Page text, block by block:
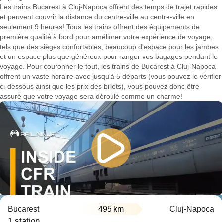
Les trains Bucarest à Cluj-Napoca offrent des temps de trajet rapides
et peuvent couvrir la distance du centre-ville au centre-ville en
seulement 9 heures! Tous les trains offrent des équipements de
première qualité à bord pour améliorer votre expérience de voyage,
tels que des sièges confortables, beaucoup d'espace pour les jambes
et un espace plus que généreux pour ranger vos bagages pendant le
voyage. Pour couronner le tout, les trains de Bucarest à Cluj-Napoca
offrent un vaste horaire avec jusqu'à 5 départs (vous pouvez le vérifier
ci-dessous ainsi que les prix des billets), vous pouvez donc être
assuré que votre voyage sera déroulé comme un charme!
Bucarest 495 km Cluj-Napoca